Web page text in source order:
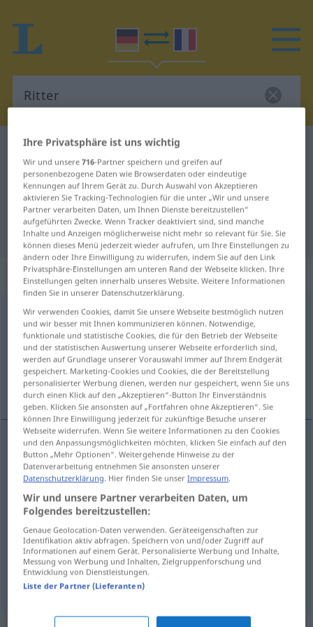
Deutsch-Französisch Wörterbuch
Deutsch-Französisch Übersetzung
für "Ritter"
"Ritter" Französisch Übersetzung
„Ritter“: Maskulinum
Ritter [ˈrɪtər]m <Ritters;Ritter>
Übersicht aller Übersetzungen
(Für mehr Details die Übersetzung anklicken/antippen)
chevalier Weitere Beispiele...
chevalierm Ritter a.eines Ordens
Beispiele
arme Ritterpl GASTR
pain perdu
Ihre Privatsphäre ist uns wichtig
Wir und unsere716-Partner speichern und greifen auf
personenbezogene Daten wie Browserdaten oder eindeutige
Kennungen auf Ihrem Gerät zu. Durch Auswahl von Akzeptieren
aktivieren Sie Tracking-Technologien für die unter „Wir und unsere
Partner verarbeiten Daten, um Ihnen Dienste bereitzustellen“
aufgeführten Zwecke. Wenn Tracker deaktiviert sind, sind manche
Inhalte und Anzeigen möglicherweise nicht mehr so relevant für Sie. Sie
können dieses Menü jederzeit wieder aufrufen, um Ihre Einstellungen zu
ändern oder Ihre Einwilligung zu widerrufen, indem Sie auf den Link
Privatsphäre-Einstellungen am unteren Rand der Webseite klicken. Ihre
Einstellungen gelten innerhalb unseres Website. Weitere Informationen
finden Sie in unserer Datenschutzerklärung.
Wir verwenden Cookies, damit Sie unsere Webseite bestmöglich nutzen
und wir besser mit Ihnen kommunizieren können. Notwendige,
funktionale und statistische Cookies, die für den Betrieb der Webseite
und der statistischen Auswertung unserer Webseite erforderlich sind,
werden auf Grundlage unserer Vorauswahl immer auf Ihrem Endgerät
gespeichert. Marketing-Cookies und Cookies, die der Bereitstellung
personalisierter Werbung dienen, werden nur gespeichert, wenn Sie uns
durch einen Klick auf den „Akzeptieren“-Button Ihr Einverständnis
geben. Klicken Sie ansonsten auf „Fortfahren ohne Akzeptieren“. Sie
können Ihre Einwilligung jederzeit für zukünftige Besuche unserer
Webseite widerrufen. Wenn Sie weitere Informationen zu den Cookies
und den Anpassungsmöglichkeiten möchten, klicken Sie einfach auf den
Button „Mehr Optionen“. Weitergehende Hinweise zu der
Datenverarbeitung entnehmen Sie ansonsten unserer
Datenschutzerklärung. Hier finden Sie unserImpressum.
Wir und unsere Partner verarbeiten Daten, um
Folgendes bereitzustellen:
Genaue Geolocation-Daten verwenden. Geräteeigenschaften zur
Identifikation aktiv abfragen. Speichern von und/oder Zugriff auf
Informationen auf einem Gerät. Personalisierte Werbung und Inhalte,
Messung von Werbung und Inhalten, Zielgruppenforschung und
Entwicklung von Dienstleistungen.
Liste der Partner (Lieferanten)